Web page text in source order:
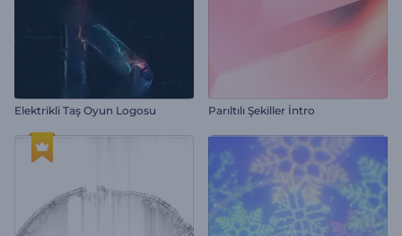
Elektrikli Taş Oyun Logosu Parıltılı Şekiller İntro